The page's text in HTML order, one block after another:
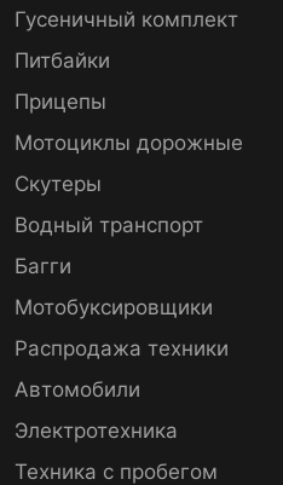
Гусеничный комплект
Питбайки
Прицепы
Мотоциклы дорожные
Скутеры
Водный транспорт
Багги
Мотобуксировщики
Распродажа техники
Автомобили
Электротехника
Техника с пробегом